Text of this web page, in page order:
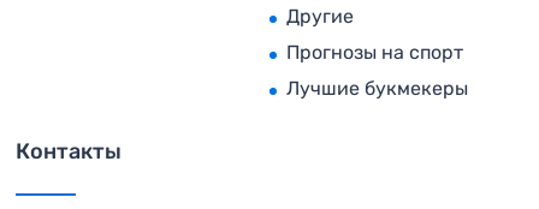
Другие
Прогнозы на спорт
Лучшие букмекеры
Контакты